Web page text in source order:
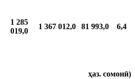
1 285
019,0
1 367 012,0 81 993,0 6,4
ҳаз. сомонӣ)